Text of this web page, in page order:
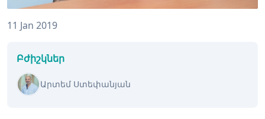
11 Jan 2019
Բժիշկներ
Արտեմ Ստեփանյան